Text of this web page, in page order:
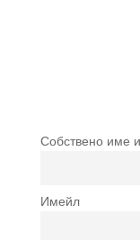
Собствено име
Имейл